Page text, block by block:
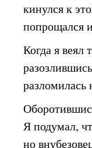
кинулся к
попрощался
Когда я веял
разломилась
Я подумал,
но